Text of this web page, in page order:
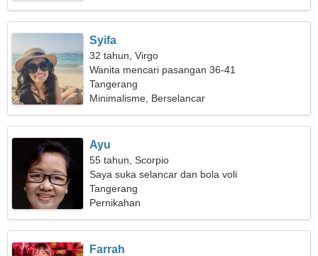
Syifa
32 tahun, Virgo
Wanita mencari pasangan 36-41
Tangerang
Minimalisme, Berselancar
Ayu
55 tahun, Scorpio
Saya suka selancar dan bola voli
Tangerang
Pernikahan
Farrah